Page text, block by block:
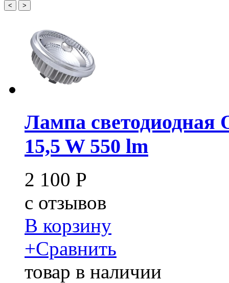
< >
Лампа светодиодная
15,5 W 550 lm
2 100 Р
c отзывов
В корзину
+Сравнить
товар в наличии